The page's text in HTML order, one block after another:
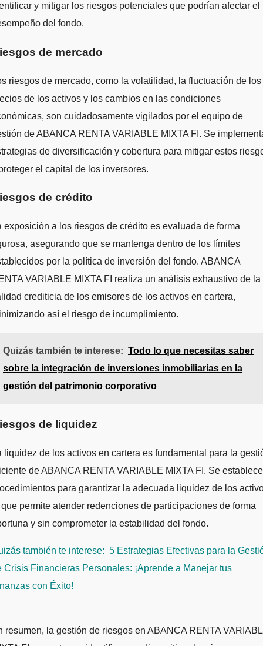
y mitigar los riesgos potenciales que podrían afectar el
del fondo.
de mercado
riesgos de mercado, como la volatilidad, la fluctuación de los
de los activos y los cambios en las condiciones
son cuidadosamente vigilados por el equipo de
de ABANCA RENTA VARIABLE MIXTA FI. Se
de diversificación y cobertura para mitigar estos
el capital de los inversores.
de crédito
exposición a los riesgos de crédito es evaluada de forma
asegurando que se mantenga dentro de los límites
por la política de inversión del fondo. ABANCA
VARIABLE MIXTA FI realiza un análisis exhaustivo de la
crediticia de los emisores de los activos en cartera,
así el riesgo de incumplimiento.
Quizás también te interese: Todo lo que necesitas saber
sobre la integración de inversiones inmobiliarias en la
gestión del patrimonio corporativo
de liquidez
liquidez de los activos en cartera es fundamental para la
de ABANCA RENTA VARIABLE MIXTA FI. Se
para garantizar la adecuada liquidez de los
permite atender redenciones de participaciones de forma
y sin comprometer la estabilidad del fondo.
también te interese: 5 Estrategias Efectivas para la
Crisis Financieras Personales: ¡Aprende a Manejar tus
con Éxito!
resumen, la gestión de riesgos en ABANCA RENTA